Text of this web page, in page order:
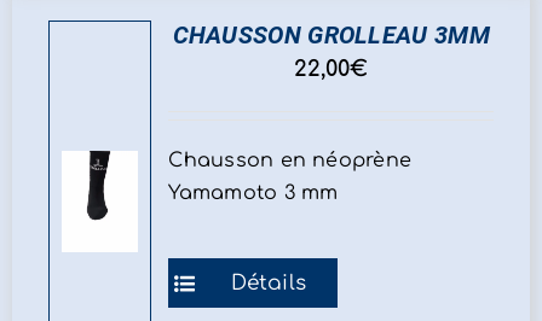
options
sur
la
du
produit
CHAUSSON GROLLEAU 3MM
22,00€
Chausson en néoprène
Yamamoto 3 mm
Ce
produit
Détails